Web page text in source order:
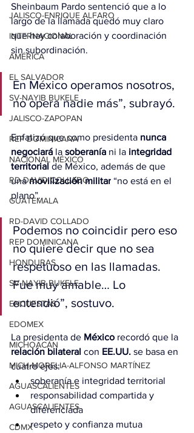
JALISCO-ENRIQUE ALFARO
INTERNACIONAL
AMÉRICA
EL SALVADOR
SV-NAYIB BUKELE
JALISCO-ZAPOPAN
REP DOMINICANA
NACIONAL MÉXICO
RD-DAVID COLLADO
GUATEMALA
RD-DAVID COLLADO
REP DOMINICANA
HONDURAS
SV-NAYIB BUKELE
ENCUESTAS
EDOMEX
MICHOACÁN
MICH-MORELIA-ALFONSO MARTÍNEZ
AGUASCALIENTES
AGUASCALIENTES
CDMX
Sheinbaum Pardo sentenció que a lo
largo de la llamada quedó muy claro
que hay colaboración y coordinación
sin subordinación.
En México operamos nosotros,
no opera nadie más”, subrayó.
Enfatizó que como presidenta nunca
negociará la soberanía ni la integridad
territorial de México, además de que
una movilización militar “no está en el
plano”.
Podemos no coincidir pero eso
no quiere decir que no sea
respetuoso en las llamadas.
Fue muy amable… Lo
entendió”, sostuvo.
La presidenta de México recordó que la
relación bilateral con EE.UU. se basa en
cuatro ejes:
soberanía e integridad territorial
responsabilidad compartida y
diferenciada
respeto y confianza mutua